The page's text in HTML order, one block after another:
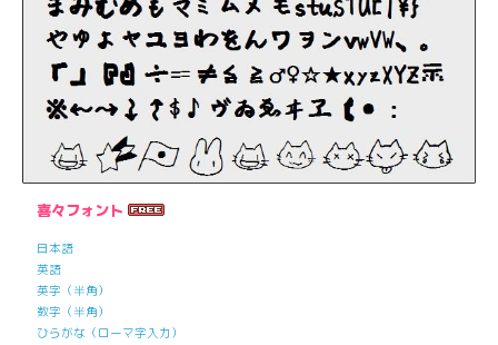
喜々フォント
日本語
英語
英字（半角）
数字（半角）
ひらがな（ローマ字入力）